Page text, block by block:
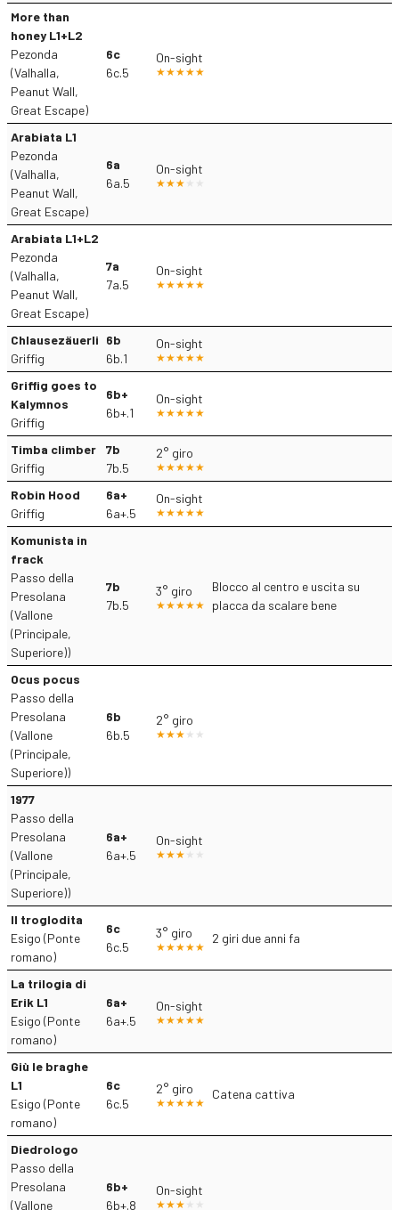
More than
honey L1+L2
Pezonda
(Valhalla,
Peanut Wall,
Great Escape)
6c
6c.5
On-sight
Arabiata L1
Pezonda
(Valhalla,
Peanut Wall,
Great Escape)
6a
6a.5
On-sight
Arabiata L1+L2
Pezonda
(Valhalla,
Peanut Wall,
Great Escape)
7a
7a.5
On-sight
Chlausezäuerli
Griffig
6b
6b.1
On-sight
Griffig goes to
Kalymnos
Griffig
6b+
6b+.1
On-sight
Timba climber
Griffig
7b
7b.5
2° giro
Robin Hood
Griffig
6a+
6a+.5
On-sight
Komunista in
frack
Passo della
Presolana
(Vallone
(Principale,
Superiore))
7b
7b.5
3° giro
Blocco al centro e uscita su
placca da scalare bene
Ocus pocus
Passo della
Presolana
(Vallone
(Principale,
Superiore))
6b
6b.5
2° giro
1977
Passo della
Presolana
(Vallone
(Principale,
Superiore))
6a+
6a+.5
On-sight
Il troglodita
Esigo (Ponte
romano)
6c
6c.5
3° giro 2 giri due anni fa
La trilogia di
Erik L1
Esigo (Ponte
romano)
6a+
6a+.5
On-sight
Giù le braghe
L1
Esigo (Ponte
romano)
6c
6c.5
2° giro Catena cattiva
Diedrologo
Passo della
Presolana
(Vallone
6b+
6b+.8
On-sight